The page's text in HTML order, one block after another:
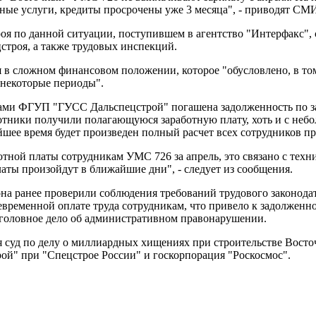
услуги, кредиты просрочены уже 3 месяца", - приводят
по данной ситуации, поступившем в агентство "Интерфакс",
а также трудовых инспекций.
в сложном финансовом положении, которое "обусловлено, в
периоды".
ФГУП "ГУСС Дальспецстрой" погашена задолженность по
получили полагающуюся заработную плату, хоть и с
время будет произведен полный расчет всех сотрудников
платы сотрудникам УМС 726 за апрель, это связано с
произойдут в ближайшие дни", - следует из сообщения.
ранее проверили соблюдения требований трудового
оплате труда сотрудникам, что привело к
дело об административном правонарушении.
по делу о миллиардных хищениях при строительстве
при "Спецстрое России" и госкорпорация "Роскосмос".